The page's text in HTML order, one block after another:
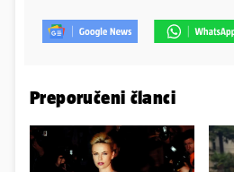
Preporučeni članci